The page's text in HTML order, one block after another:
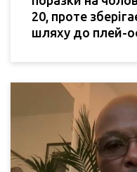
20, проте
шляху до плей-